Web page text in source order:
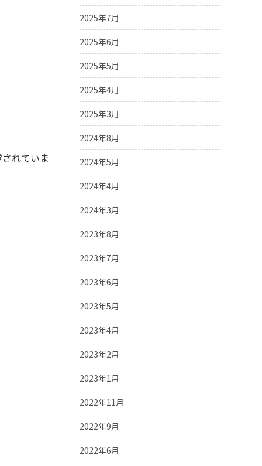
れていま
2025年7月
2025年6月
2025年5月
2025年4月
2025年3月
2024年8月
2024年5月
2024年4月
2024年3月
2023年8月
2023年7月
2023年6月
2023年5月
2023年4月
2023年2月
2023年1月
2022年11月
2022年9月
2022年6月